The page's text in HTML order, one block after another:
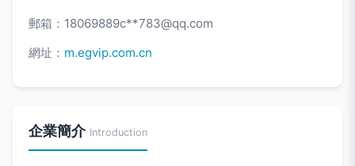
郵箱：18069889c**783@qq.com
網址： m.egvip.com.cn
企業簡介 Introduction